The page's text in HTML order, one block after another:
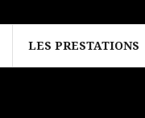
LES PRESTATIONS